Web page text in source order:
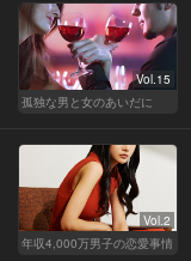
Vol.15
孤独な男と女のあいだに
Vol.2
年収4,000万男子の恋愛事情